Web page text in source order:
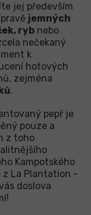
jej především
jemných
ryb nebo
nečekaný
k
hotových
zejména
.
pepř je
pouze a
z toho
Kampotského
z La Plantation -
doslova